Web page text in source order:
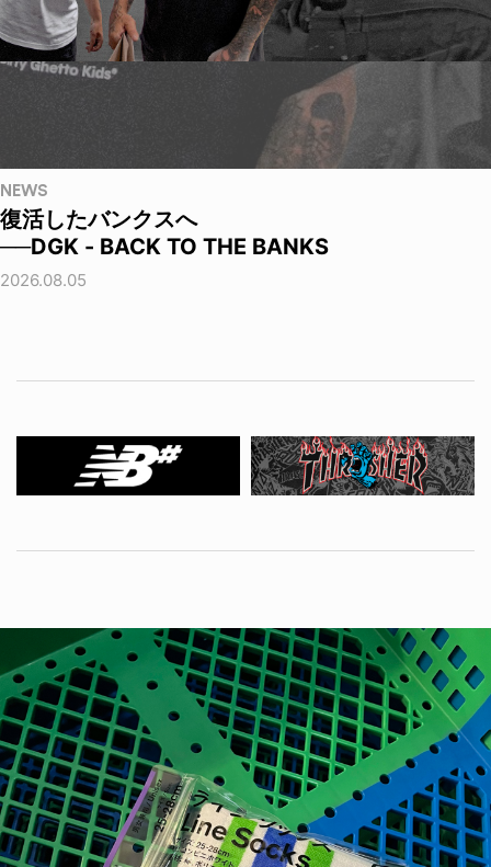
NEWS
復活したバンクスへ
──DGK - BACK TO THE BANKS
2026.08.05